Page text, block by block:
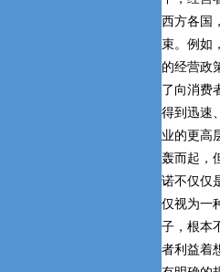
西方各国
束。例如
的经营政
了向消费
得到迅速
业的更高
轰而起，
诺不仅仅
仅视为一
子，根本
者利益着